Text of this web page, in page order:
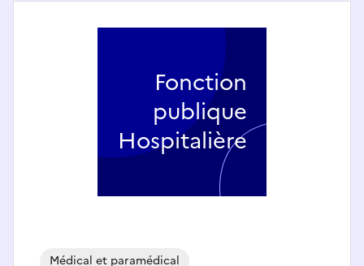
Médical et paramédical
Fonction
publique
Hospitalière